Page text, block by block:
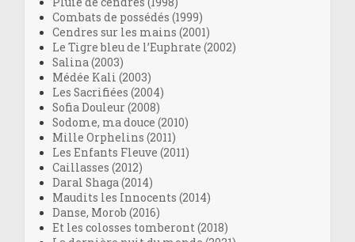
Combats de possédés (1999)
Cendres sur les mains (2001)
Le Tigre bleu de l’Euphrate (2002)
Salina (2003)
Médée Kali (2003)
Les Sacrifiées (2004)
Sofia Douleur (2008)
Sodome, ma douce (2010)
Mille Orphelins (2011)
Les Enfants Fleuve (2011)
Caillasses (2012)
Daral Shaga (2014)
Maudits les Innocents (2014)
Danse, Morob (2016)
Et les colosses tomberont (2018)